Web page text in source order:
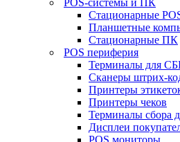
POS-системы и ПК
Стационарные
Планшетные
Стационарные ПК
POS периферия
Терминалы для
Сканеры штрих-
Принтеры
Принтеры чеков
Терминалы сбора
Дисплеи
POS мониторы